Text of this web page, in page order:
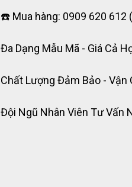
☎️ Mua hàng: 0909 620 612
Đa Dạng Mẫu Mã - Giá Cả
Chất Lượng Đảm Bảo - Vận
Đội Ngũ Nhân Viên Tư Vấn